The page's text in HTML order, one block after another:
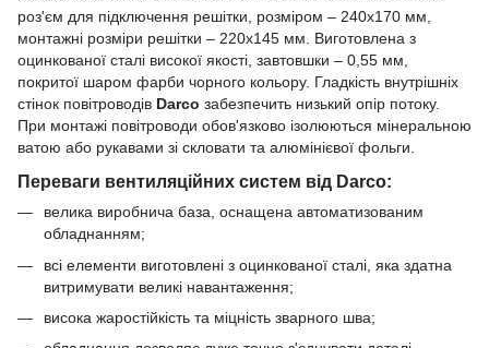
роз'єм для підключення решітки, розміром – 240х170 мм,
монтажні розміри решітки – 220х145 мм. Виготовлена ​​з
оцинкованої сталі високої якості, завтовшки – 0,55 мм,
покритої шаром фарби чорного кольору. Гладкість внутрішніх
стінок повітроводів Darco забезпечить низький опір потоку.
При монтажі повітроводи обов'язково ізолюються мінеральною
ватою або рукавами зі скловати та алюмінієвої фольги.
Переваги вентиляційних систем від Darco:
велика виробнича база, оснащена автоматизованим
обладнанням;
всі елементи виготовлені з оцинкованої сталі, яка здатна
витримувати великі навантаження;
висока жаростійкість та міцність зварного шва;